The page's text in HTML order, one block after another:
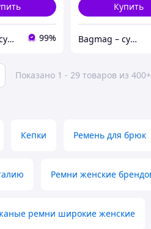
Bagmag – сумки, чемоданы, рюкзаки и аксессуары для вашего стиля и путешествий 99%
Купить
Bagmag – сумки, чемоданы, рюкзаки и аксессуары для вашего стиля и путешествий
Показано 1 - 29 товаров из 400+
Кепки Ремень для брюк
Ремни женские
ремни широкие женские